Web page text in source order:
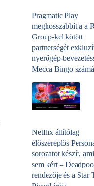
Pragmatic Play
meghosszabbítja a
Group-kel kötött
partnerségét
nyerőgép-
Mecca Bingo
Netflix állítólag
élőszereplős
sorozatot készít,
sem kért –
rendezője és a Star